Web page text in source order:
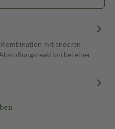
mit anderen
bei einer